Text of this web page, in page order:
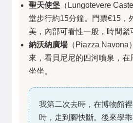
聖天使堡 （Lungotevere
堂步行約15分鐘。門票€15，
美，內部可看性一般，時間緊
納沃納廣場（Piazza Navona
來，看貝尼尼的四河噴泉，在
坐坐。
我第二次去時，在博物館
時，走到腳快斷。後來學